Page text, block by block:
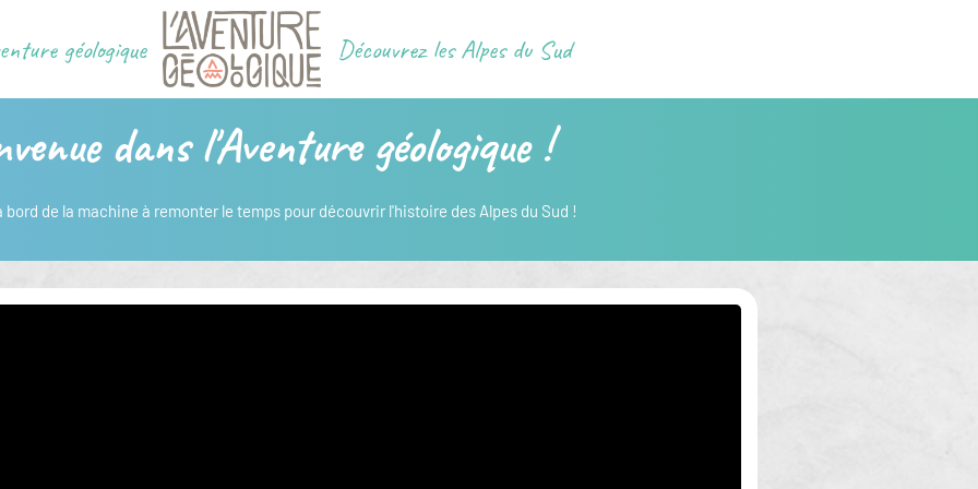
géologique Découvrez les Alpes du Sud
dans l'Aventure géologique !
bord de la machine à remonter le temps pour découvrir l'histoire des Alpes du Sud !